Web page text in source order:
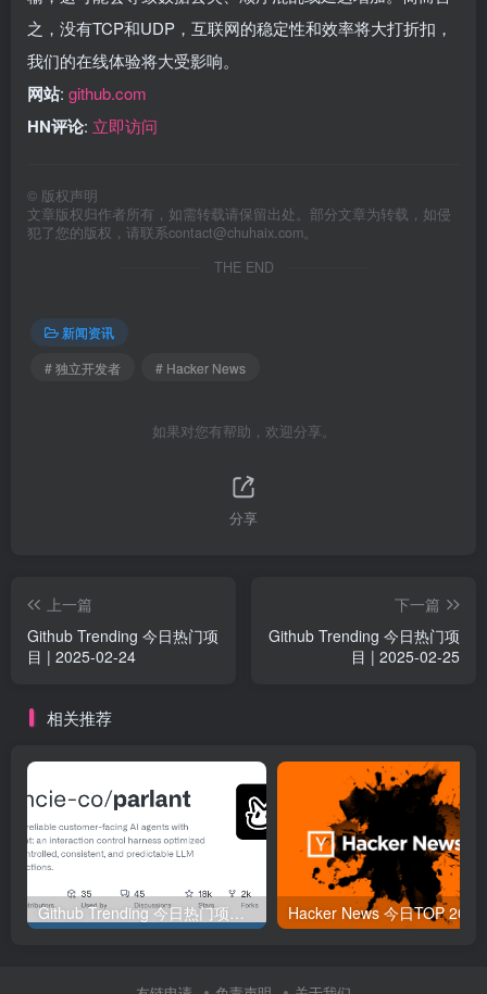
之，没有TCP和UDP，互联网的稳定性和效率将大打折扣，
我们的在线体验将大受影响。
网站: github.com
HN评论: 立即访问
© 版权声明
文章版权归作者所有，如需转载请保留出处。部分文章为转载，如侵
犯了您的版权，请联系contact@chuhaix.com。
THE END
新闻资讯
# 独立开发者
# Hacker News
如果对您有帮助，欢迎分享。
分享
上一篇
Github Trending 今日热门项
目 | 2025-02-24
下一篇
Github Trending 今日热门项
目 | 2025-02-25
相关推荐
Github Trending 今日热门项目 | 2025-09-06